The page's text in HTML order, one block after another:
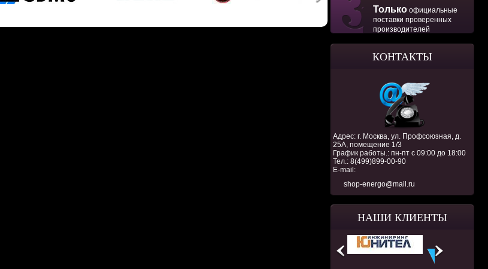
Только официальные
поставки проверенных
производителей
КОНТАКТЫ
Адрес: г. Москва, ул. Профсоюзная, д.
25А, помещение 1/3
График работы.: пн-пт с 09:00 до 18:00
Тел.: 8(499)899-00-90
E-mail:
shop-energo@mail.ru
НАШИ КЛИЕНТЫ